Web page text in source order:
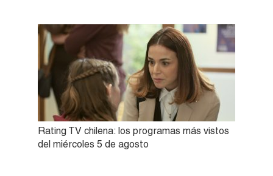
Rating TV chilena: los programas más vistos
del miércoles 5 de agosto